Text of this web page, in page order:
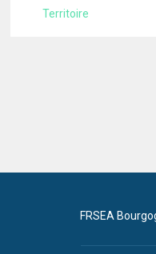
Territoire
FRSEA